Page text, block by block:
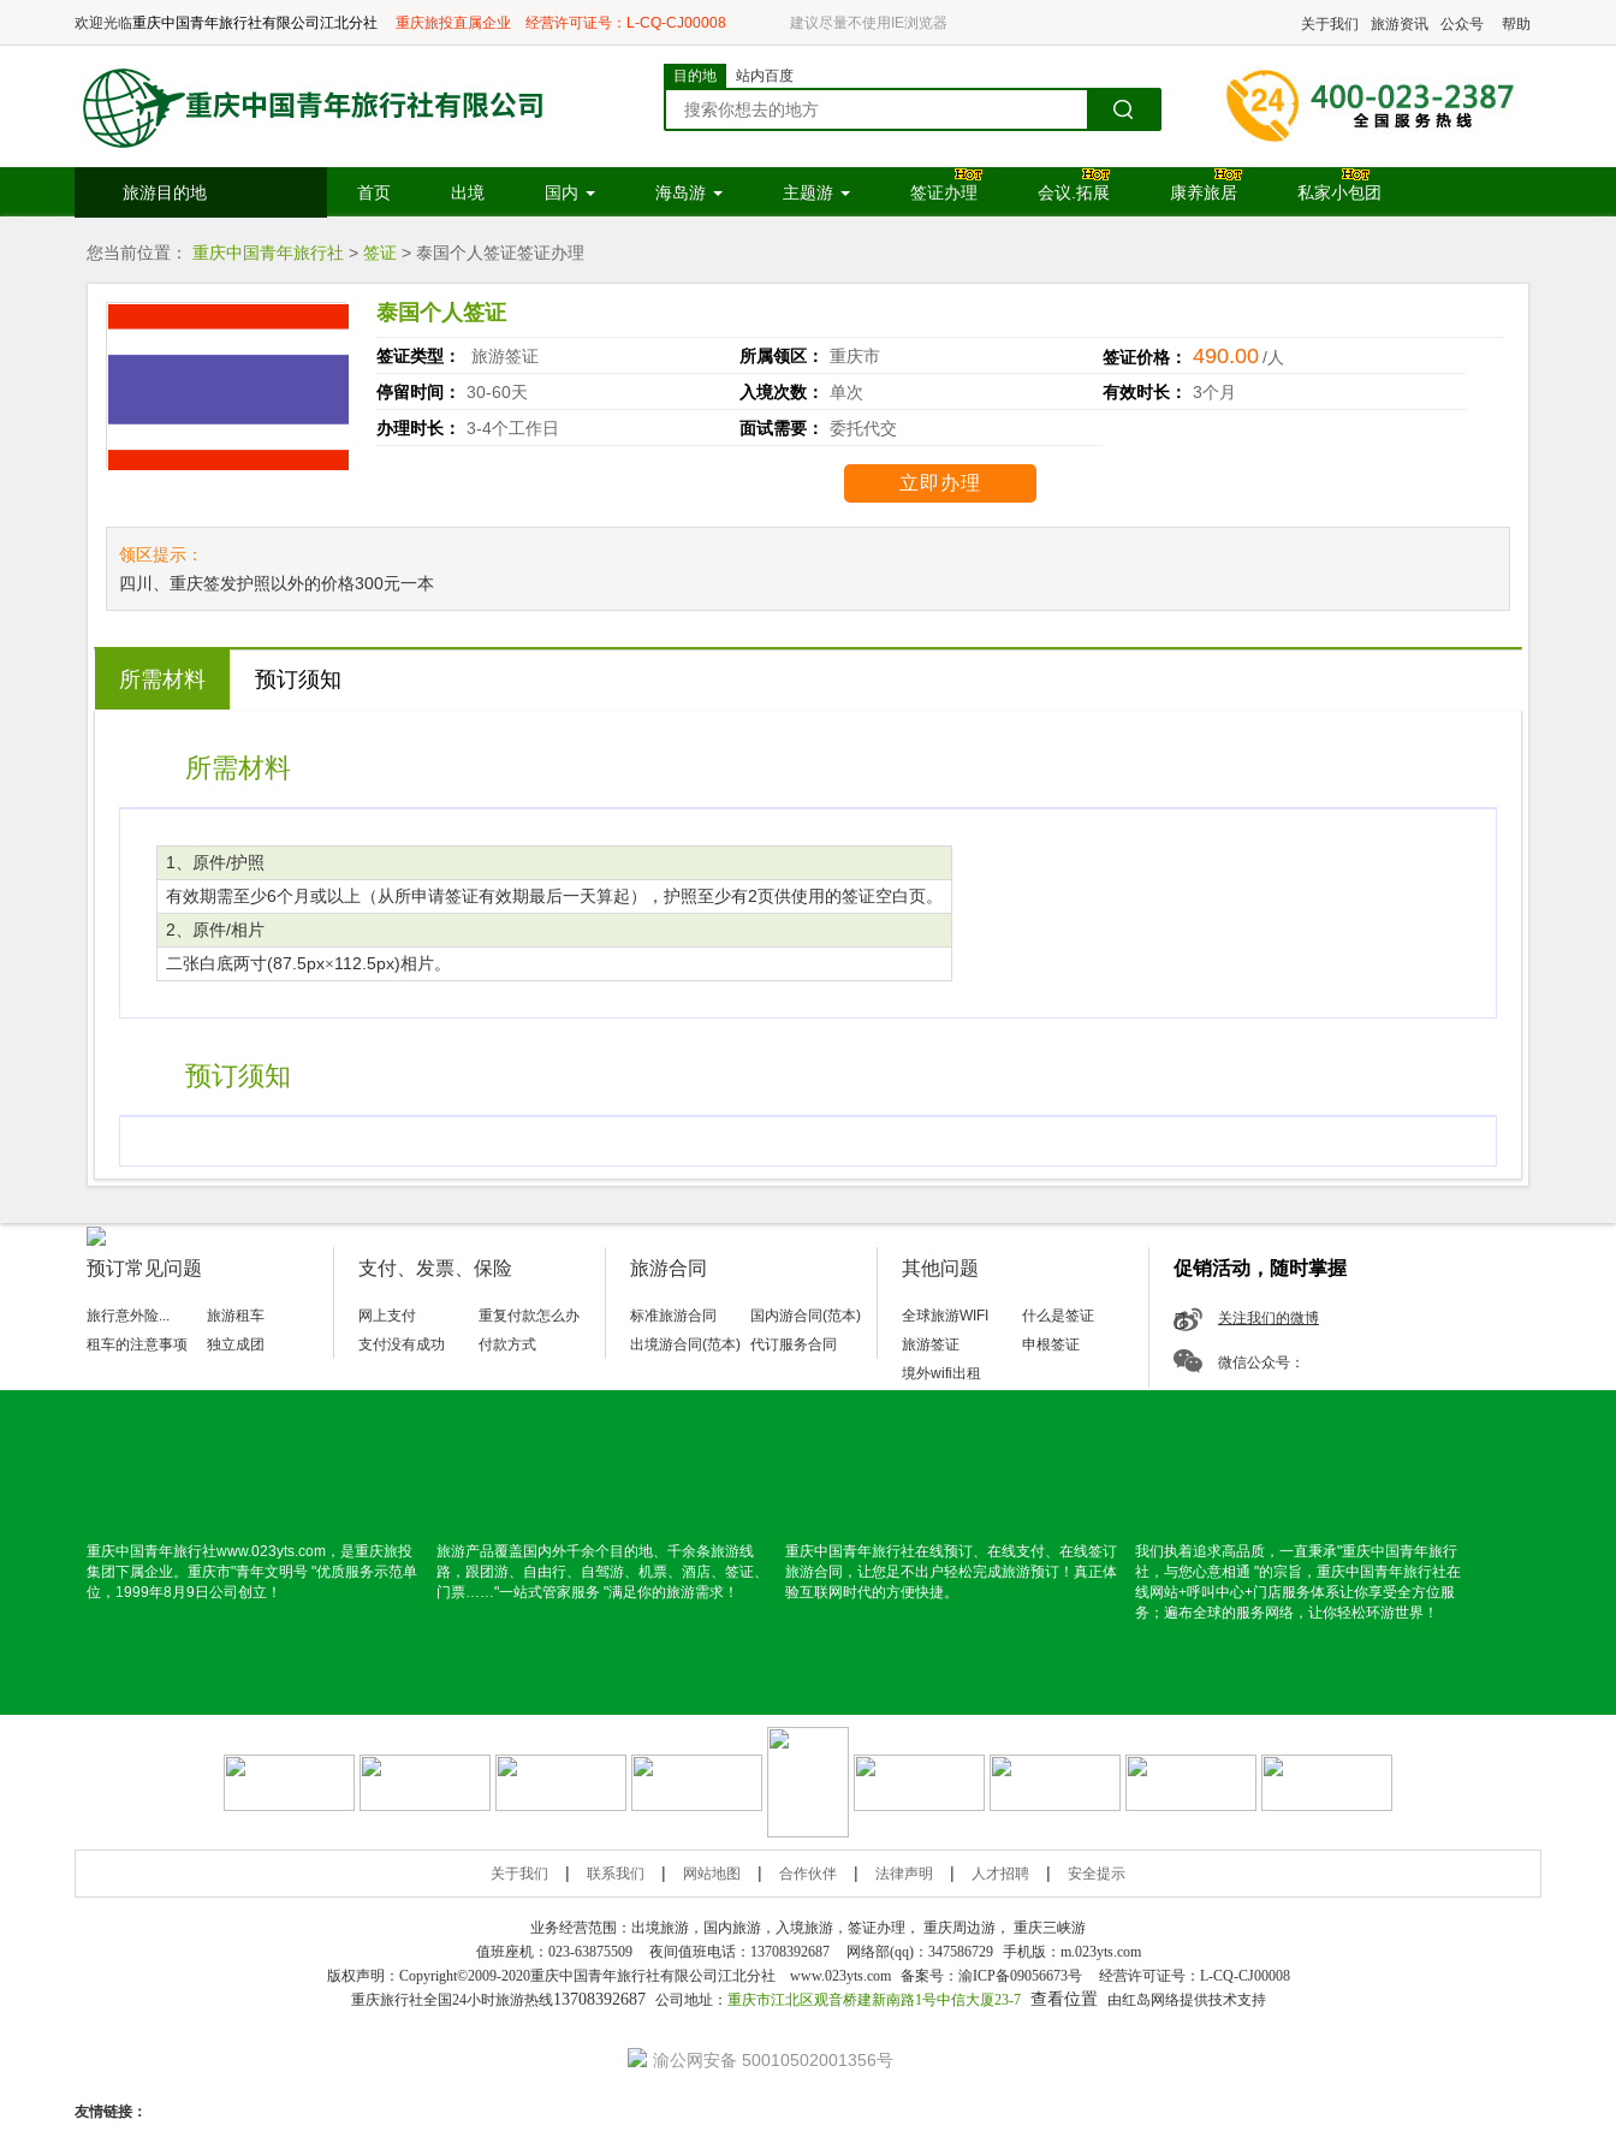
欢迎光临重庆中国青年旅行社有限公司江北分社 重庆旅投直属企业 经营许可证号：L-CQ-CJ00008 建议尽量不使用IE浏览器 关于我们 旅游资讯 公众号 帮助
目的地 站内百度
旅游目的地 首页 出境 国内 海岛游 主题游 签证办理 会议.拓展 康养旅居 私家小包团
您当前位置： 重庆中国青年旅行社 > 签证 > 泰国个人签证签证办理
泰国个人签证
签证类型： 旅游签证 所属领区： 重庆市 签证价格： 490.00/人
停留时间：
30-60天 入境次数： 单次 有效时长：
3个月
办理时长：
3-4个工作日 面试需要： 委托代交
立即办理
领区提示：
四川、重庆签发护照以外的价格300元一本
所需材料 预订须知
所需材料
1 、原件/护照
有效期需至少6个月或以上（从所申请签证有效期最后一天算起），护照至少有2页供使用的签证空白页。
2、原件/相片
二张白底两寸(87.5px×112.5px)相片。
预订须知
预订常见问题
旅行意外险...
旅游租车
租车的注意事项
独立成团
支付、发票、保险
网上支付
重复付款怎么办
支付没有成功
付款方式
旅游合同
标准旅游合同
国内游合同(范本)
出境游合同(范本) 代订服务合同
其他问题
全球旅游WIFI
什么是签证
旅游签证
申根签证
境外wifi出租
促销活动，随时掌握
关注我们的微博
微信公众号：
重庆中国青年旅行社www.023yts.com，是重庆旅投
集团下属企业。重庆市"青年文明号 "优质服务示范单
位，1999年8月9日公司创立！
旅游产品覆盖国内外千余个目的地、千余条旅游线
路，跟团游、自由行、自驾游、机票、酒店、签证、
门票……"一站式管家服务 "满足你的旅游需求！
重庆中国青年旅行社在线预订、在线支付、在线签订
旅游合同，让您足不出户轻松完成旅游预订！真正体
验互联网时代的方便快捷。
我们执着追求高品质，一直秉承"重庆中国青年旅行
社，与您心意相通 "的宗旨，重庆中国青年旅行社在
线网站+呼叫中心+门店服务体系让你享受全方位服
务；遍布全球的服务网络，让你轻松环游世界！
关于我们 | 联系我们 | 网站地图 | 合作伙伴 | 法律声明 | 人才招聘 | 安全提示
业务经营范围：出境旅游，国内旅游，入境旅游，签证办理， 重庆周边游 ， 重庆三峡游
值班座机： 023-63875509 夜间值班电话：13708392687 网络部(qq)： 347586729 手机版： m.023yts.com
版权声明：Copyright©2009-2020重庆中国青年旅行社有限公司江北分社 www.023yts.com 备案号： 渝ICP备09056673号 经营许可证号： L-CQ-CJ00008
重庆旅行社全国24小时旅游热线13708392687 公司地址： 重庆市江北区观音桥建新南路1号中信大厦23-7 查看位置 由红岛网络提供技术支持
渝公网安备 50010502001356号
友情链接：